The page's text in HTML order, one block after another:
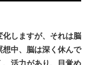
化しますが、それは脳
中、脳は深く休んで
活力があり、目覚め